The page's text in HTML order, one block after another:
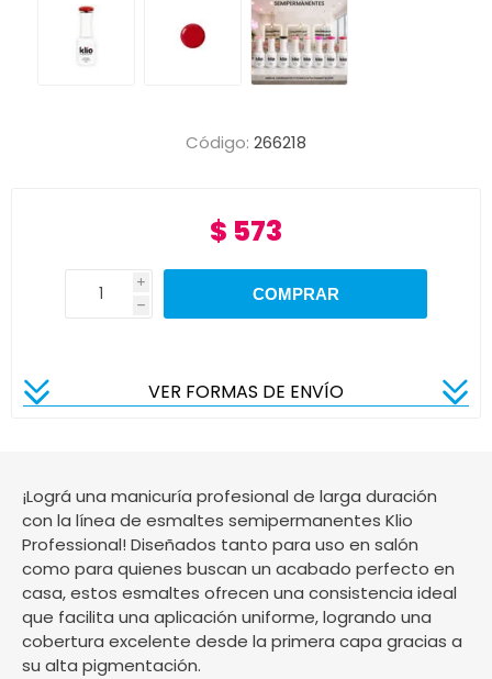
Código: 266218
$ 573
i
h
VER FORMAS DE ENVÍO
¡Lográ una manicuría profesional de larga duración
con la línea de esmaltes semipermanentes Klio
Professional! Diseñados tanto para uso en salón
como para quienes buscan un acabado perfecto en
casa, estos esmaltes ofrecen una consistencia ideal
que facilita una aplicación uniforme, logrando una
cobertura excelente desde la primera capa gracias a
su alta pigmentación.